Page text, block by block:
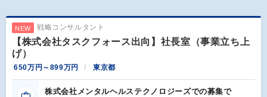
NEW 戦略コンサルタント
【株式会社タスクフォース出向】社長室（事業立ち上
げ）
650万円～899万円 東京都
株式会社メンタルヘルステクノロジーズでの募集で